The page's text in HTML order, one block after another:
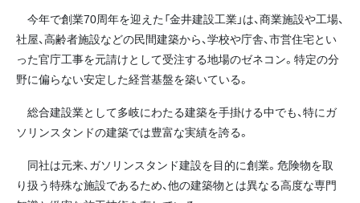
今年で創業70周年を迎えた「金井建設工業」は、商業施設や工場、
社屋、高齢者施設などの民間建築から、学校や庁舎、市営住宅とい
った官庁工事を元請けとして受注する地場のゼネコン。特定の分
野に偏らない安定した経営基盤を築いている。
総合建設業として多岐にわたる建築を手掛ける中でも、特にガ
ソリンスタンドの建築では豊富な実績を誇る。
同社は元来、ガソリンスタンド建設を目的に創業。危険物を取
り扱う特殊な施設であるため、他の建築物とは異なる高度な専門